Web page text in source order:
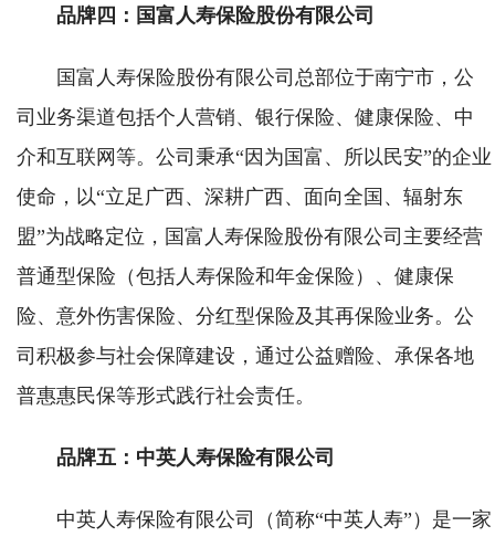
品牌四：国富人寿保险股份有限公司
国富人寿保险股份有限公司总部位于南宁市，公
司业务渠道包括个人营销、银行保险、健康保险、中
介和互联网等。公司秉承“因为国富、所以民安”的企业
使命，以“立足广西、深耕广西、面向全国、辐射东
盟”为战略定位，国富人寿保险股份有限公司主要经营
普通型保险（包括人寿保险和年金保险）、健康保
险、意外伤害保险、分红型保险及其再保险业务。公
司积极参与社会保障建设，通过公益赠险、承保各地
普惠惠民保等形式践行社会责任。
品牌五：中英人寿保险有限公司
中英人寿保险有限公司（简称“中英人寿”）是一家